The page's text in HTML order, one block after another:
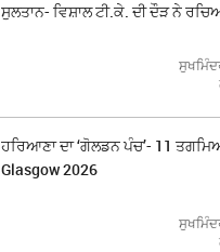
ਸੁਲਤਾਨ- ਵਿਸ਼ਾਲ ਟੀ.ਕੇ. ਦੀ ਦੌੜ ਨੇ
ਹਰਿਆਣਾ ਦਾ ‘ਗੋਲਡਨ ਪੰਚ’- 11
Glasgow 2026